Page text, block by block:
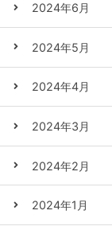
2024年6月
2024年5月
2024年4月
2024年3月
2024年2月
2024年1月